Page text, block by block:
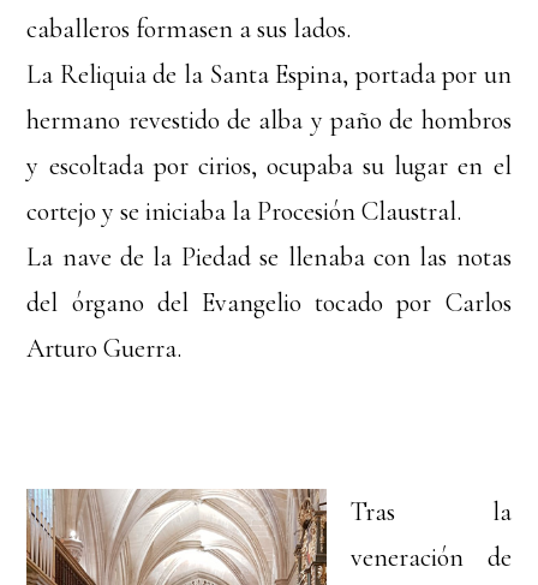
caballeros formasen a sus lados.
La Reliquia de la Santa Espina, portada por un
hermano revestido de alba y paño de hombros
y escoltada por cirios, ocupaba su lugar en el
cortejo y se iniciaba la Procesión Claustral.
La nave de la Piedad se llenaba con las notas
del órgano del Evangelio tocado por Carlos
Arturo Guerra.
Tras la
veneración de